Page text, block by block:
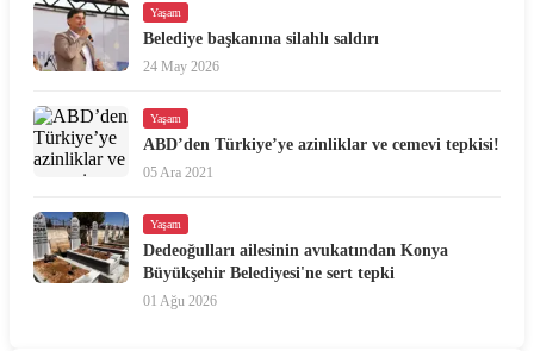
Yaşam
Belediye başkanına silahlı saldırı
24 May 2026
Yaşam
ABD’den Türkiye’ye azinliklar ve cemevi tepkisi!
05 Ara 2021
Yaşam
Dedeoğulları ailesinin avukatından Konya
Büyükşehir Belediyesi'ne sert tepki
01 Ağu 2026